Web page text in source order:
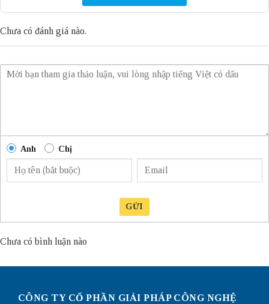
Chưa có đánh giá nào.
Anh Chị
GỬI
Chưa có bình luận nào
CÔNG TY CỔ PHẦN GIẢI PHÁP CÔNG NGHỆ